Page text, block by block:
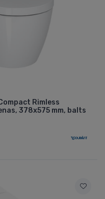
Rimless
378x575 mm, balts